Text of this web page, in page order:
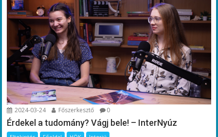
2024-03-24 Főszerkesztő 0
Érdekel a tudomány? Vágj bele! – InterNyúz